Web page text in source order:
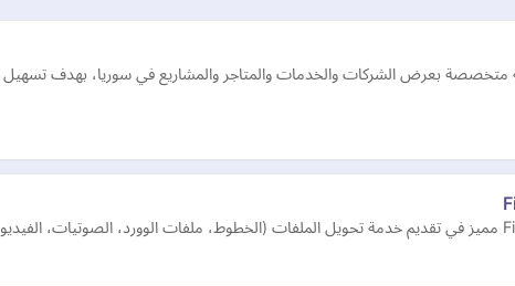
بعرض الشركات والخدمات والمتاجر والمشاريع في سوريا، بهدف